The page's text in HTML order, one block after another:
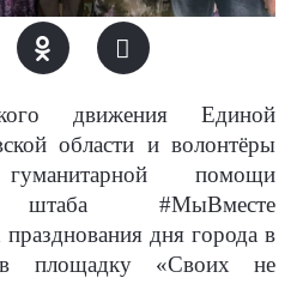
движения Единой
области и волонтёры
помощи
штаба #МыВместе
празднования дня города в
в площадку «Своих не